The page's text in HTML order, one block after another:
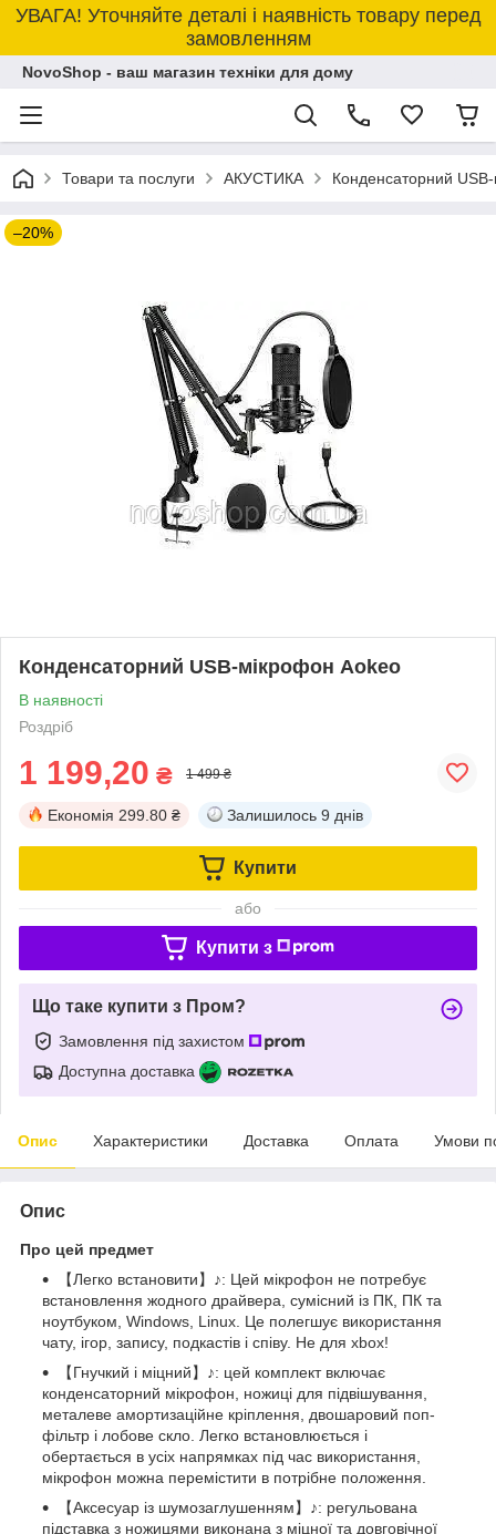
УВАГА! Уточняйте деталі і наявність товару перед
замовленням
NovoShop - ваш магазин техніки для дому
Товари та послуги АКУСТИКА Конденсаторний
–20%
Конденсаторний USB-мікрофон Aokeo
В наявності
Роздріб
1 199,20 ₴ 1 499 ₴
Економія 299.80 ₴ Залишилось 9 днів
Купити
або
Купити з
Що таке купити з Пром?
Замовлення під захистом
Доступна доставка
Опис Характеристики Доставка Оплата Умови
Опис
Про цей предмет
【Легко встановити】♪: Цей мікрофон не потребує
встановлення жодного драйвера, сумісний із ПК, ПК та
ноутбуком, Windows, Linux. Це полегшує використання
чату, ігор, запису, подкастів і співу. Не для xbox!
【Гнучкий і міцний】♪: цей комплект включає
конденсаторний мікрофон, ножиці для підвішування,
металеве амортизаційне кріплення, двошаровий поп-
фільтр і лобове скло. Легко встановлюється і
обертається в усіх напрямках під час використання,
мікрофон можна перемістити в потрібне положення.
【Аксесуар із шумозаглушенням】♪: регульована
підставка з ножицями виконана з міцної та довговічної